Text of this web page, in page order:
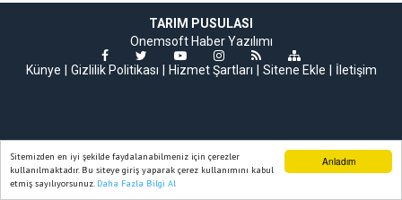
Anladım
Sitemizden en iyi şekilde faydalanabilmeniz için çerezler
kullanılmaktadır. Bu siteye giriş yaparak çerez kullanımını kabul
etmiş sayılıyorsunuz. Daha Fazla Bilgi Al
TARIM PUSULASI
Onemsoft Haber Yazılımı
Künye
Gizlilik Politikası Hizmet Şartları Sitene Ekle İletişim
Ana Sayfa Web TV